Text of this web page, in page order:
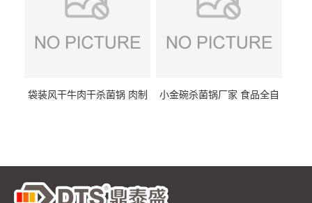
袋装风干牛肉干杀菌锅 肉制
小金碗杀菌锅厂家 食品全自